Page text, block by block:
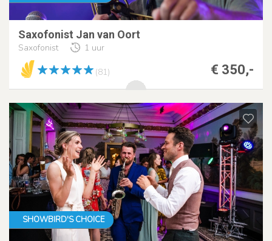
Saxofonist Jan van Oort
Saxofonist 1 uur
€ 350,-
(81)
SHOWBIRD'S CHOICE